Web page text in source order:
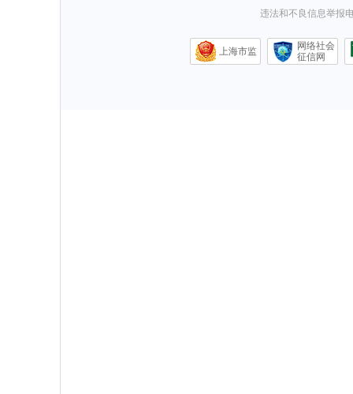
违法和不良信息举报
上海市监
网络社会
征信网